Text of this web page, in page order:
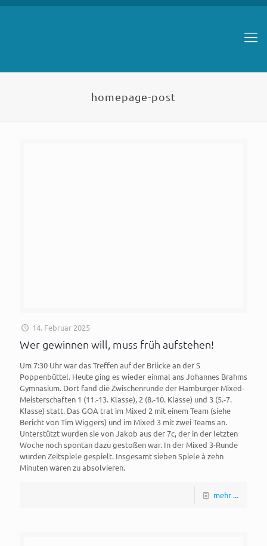
homepage-post
14. Februar 2025
Wer gewinnen will, muss früh aufstehen!
Um 7:30 Uhr war das Treffen auf der Brücke an der S
Poppenbüttel. Heute ging es wieder einmal ans Johannes Brahms
Gymnasium. Dort fand die Zwischenrunde der Hamburger Mixed-
Meisterschaften 1 (11.-13. Klasse), 2 (8.-10. Klasse) und 3 (5.-7.
Klasse) statt. Das GOA trat im Mixed 2 mit einem Team (siehe
Bericht von Tim Wiggers) und im Mixed 3 mit zwei Teams an.
Unterstützt wurden sie von Jakob aus der 7c, der in der letzten
Woche noch spontan dazu gestoßen war. In der Mixed 3-Runde
wurden Zeitspiele gespielt. Insgesamt sieben Spiele à zehn
Minuten waren zu absolvieren.
mehr ...